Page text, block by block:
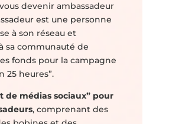
devenir ambassadeur
est une personne
à son réseau et
sa communauté de
fonds pour la campagne
25 heures”.
de médias sociaux” pour
, comprenant des